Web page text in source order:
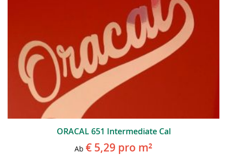
ORACAL 651 Intermediate Cal
Ab € 5,29 pro m²